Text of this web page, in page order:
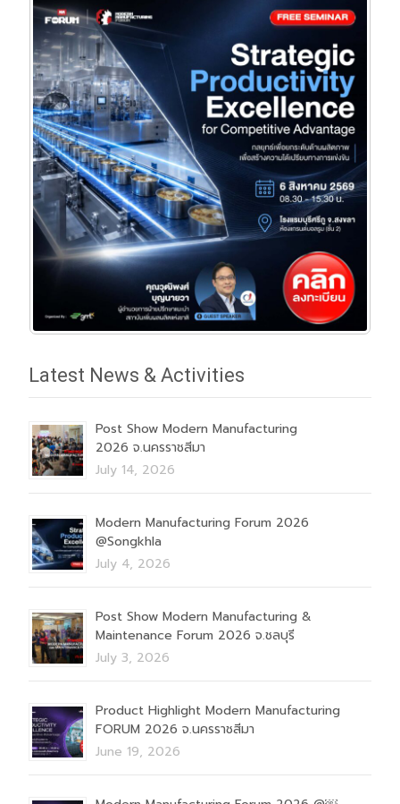
Latest News & Activities
Post Show Modern Manufacturing
2026 จ.นครราชสีมา
July 14, 2026
Modern Manufacturing Forum 2026
@Songkhla
July 4, 2026
Post Show Modern Manufacturing &
Maintenance Forum 2026 จ.ชลบุรี
July 3, 2026
Product Highlight Modern Manufacturing
FORUM 2026 จ.นครราชสีมา
June 19, 2026